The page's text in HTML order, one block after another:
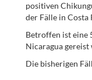
positiven
der Fälle in Costa
Betroffen ist eine
Nicaragua
Die bisherigen